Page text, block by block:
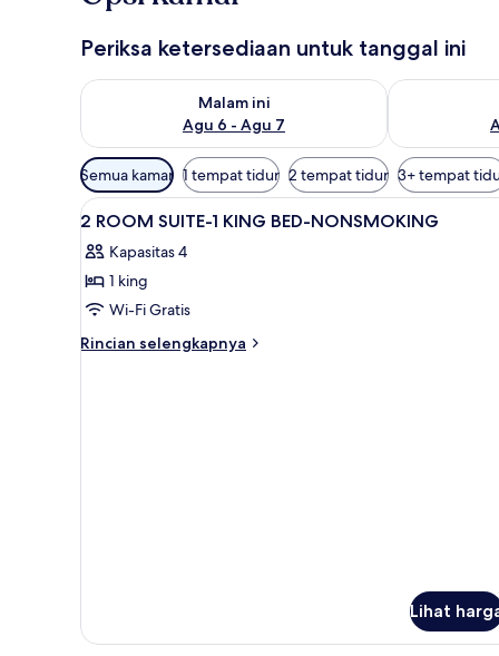
Periksa ketersediaan untuk tanggal ini
Malam ini
Agu 6 - Agu 7
Periksa ketersediaan untuk malam ini Agu 6 - Agu 7
Periksa
Filter
tersedia
untuk
Semua kamar 1 tempat tidur 2 tempat tidur 3+ tempat
Lihat
semua
foto
untuk
2
ROOM
Brankas, meja kerja, tirai
18
2 ROOM SUITE-1 KING BED-NONSMOKING
Kapasitas 4
1 king
Wi-Fi Gratis
Rincian selengkapnya
Rincian
Lihat